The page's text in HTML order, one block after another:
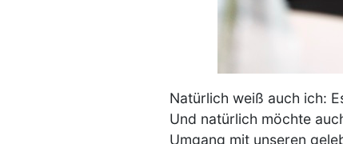
Natürlich weiß auch ich:
Und natürlich möchte
Umgang mit unseren